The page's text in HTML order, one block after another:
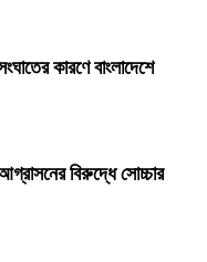
কারণে বাংলাদেশে
বিরুদ্ধে সোচ্চার